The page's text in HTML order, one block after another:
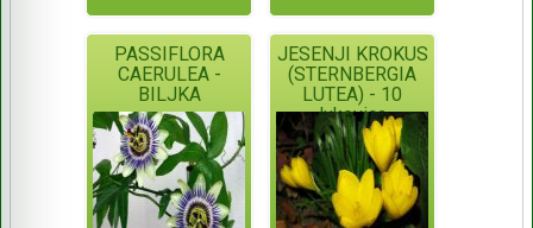
PASSIFLORA
CAERULEA -
BILJKA
JESENJI KROKUS
(STERNBERGIA
LUTEA) - 10
lukovica